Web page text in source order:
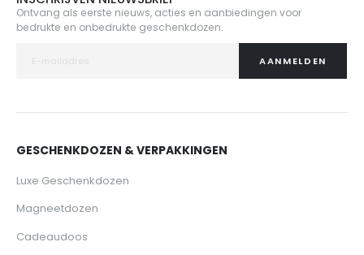
Ontvang als eerste nieuws, acties en aanbiedingen voor
bedrukte en onbedrukte geschenkdozen.
AANMELDEN
GESCHENKDOZEN & VERPAKKINGEN
Luxe Geschenkdozen
Magneetdozen
Cadeaudoos